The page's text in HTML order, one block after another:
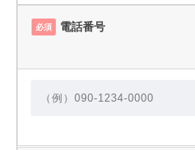
必須 電話番号